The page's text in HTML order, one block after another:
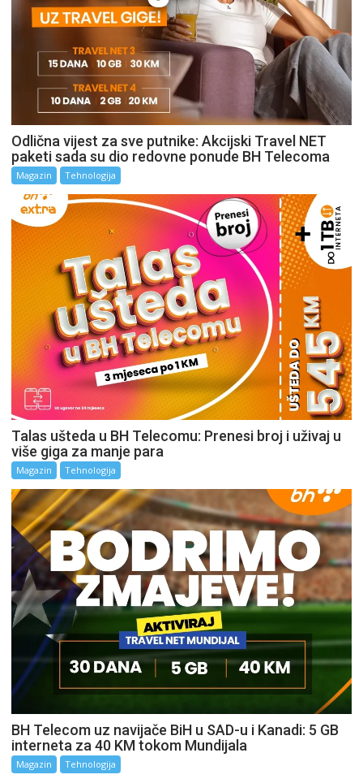
Odlična vijest za sve putnike: Akcijski Travel NET
paketi sada su dio redovne ponude BH Telecoma
Magazin Tehnologija
Talas ušteda u BH Telecomu: Prenesi broj i uživaj u
više giga za manje para
Magazin Tehnologija
BH Telecom uz navijače BiH u SAD-u i Kanadi: 5 GB
interneta za 40 KM tokom Mundijala
Magazin Tehnologija